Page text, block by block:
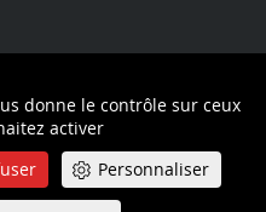
donne le contrôle sur ceux
activer
Personnaliser